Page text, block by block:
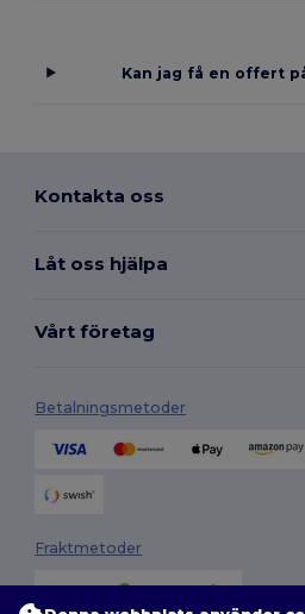
Kan jag få en offert
Kontakta oss
Låt oss hjälpa
Vårt företag
Betalningsmetoder
Fraktmetoder